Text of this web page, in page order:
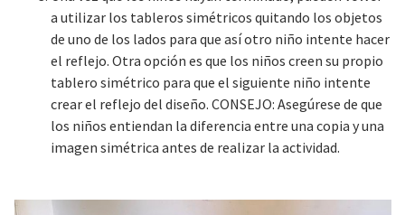
a utilizar los tableros simétricos quitando los objetos
de uno de los lados para que así otro niño intente hacer
el reflejo. Otra opción es que los niños creen su propio
tablero simétrico para que el siguiente niño intente
crear el reflejo del diseño. CONSEJO: Asegúrese de que
los niños entiendan la diferencia entre una copia y una
imagen simétrica antes de realizar la actividad.